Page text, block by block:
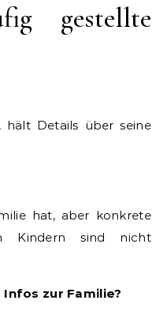
gestellte
hält Details über seine
hat, aber konkrete
Kindern sind nicht
zur Familie?